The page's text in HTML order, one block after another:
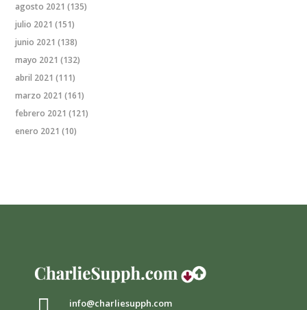
agosto 2021 (135)
julio 2021 (151)
junio 2021 (138)
mayo 2021 (132)
abril 2021 (111)
marzo 2021 (161)
febrero 2021 (121)
enero 2021 (10)
info@charliesupph.com